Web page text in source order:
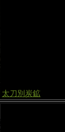
太刀別炭鉱